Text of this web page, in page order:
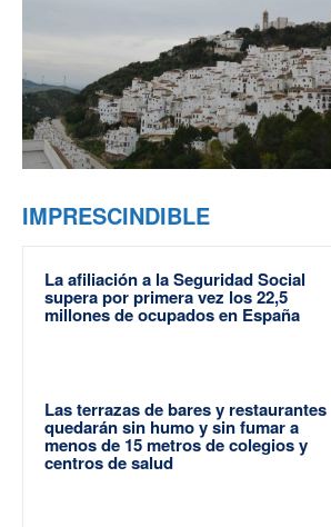
IMPRESCINDIBLE
La afiliación a la Seguridad Social
supera por primera vez los 22,5
millones de ocupados en España
Las terrazas de bares y restaurantes
quedarán sin humo y sin fumar a
menos de 15 metros de colegios y
centros de salud